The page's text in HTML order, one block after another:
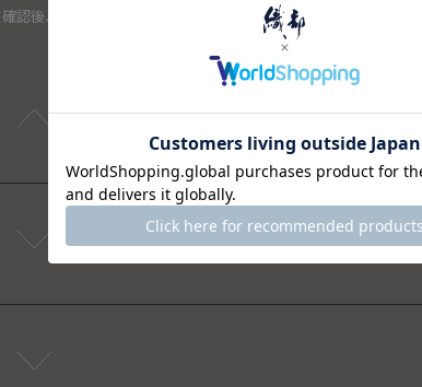
認後、送料を再計算し改めてご請求金額についてのご連絡をさせ